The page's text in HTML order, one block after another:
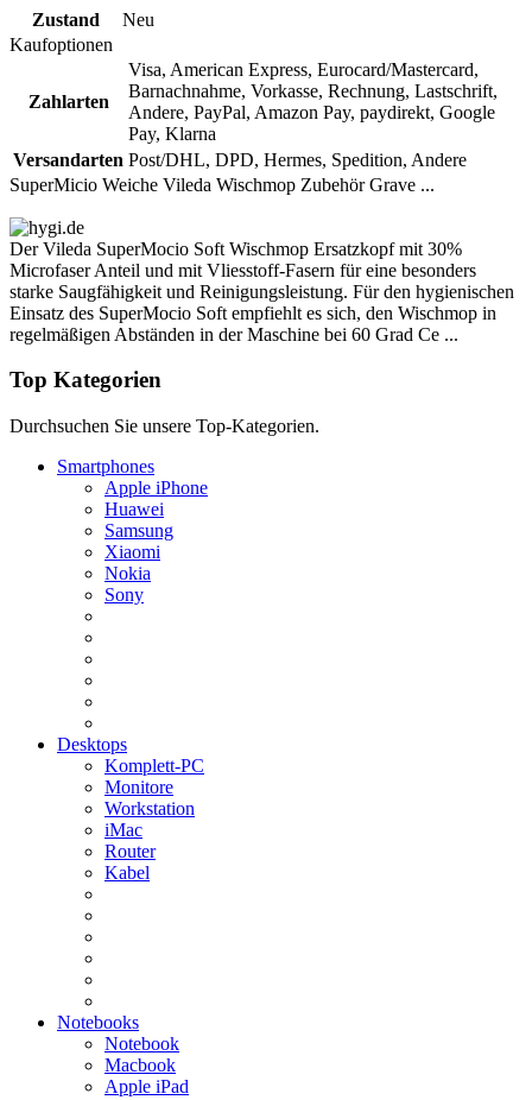
Zustand
Neu
Kaufoptionen
Zahlarten
Visa, American Express, Eurocard/Mastercard,
Barnachnahme, Vorkasse, Rechnung, Lastschrift,
Andere, PayPal, Amazon Pay, paydirekt, Google
Pay, Klarna
Versandarten Post/DHL, DPD, Hermes, Spedition, Andere
SuperMicio Weiche Vileda Wischmop Zubehör Grave ...
Der Vileda SuperMocio Soft Wischmop Ersatzkopf mit 30%
Microfaser Anteil und mit Vliesstoff-Fasern für eine besonders
starke Saugfähigkeit und Reinigungsleistung. Für den hygienischen
Einsatz des SuperMocio Soft empfiehlt es sich, den Wischmop in
regelmäßigen Abständen in der Maschine bei 60 Grad Ce ...
Top Kategorien
Durchsuchen Sie unsere Top-Kategorien.
Smartphones
Apple iPhone
Huawei
Samsung
Xiaomi
Nokia
Sony
Desktops
Komplett-PC
Monitore
Workstation
iMac
Router
Kabel
Notebooks
Notebook
Macbook
Apple iPad